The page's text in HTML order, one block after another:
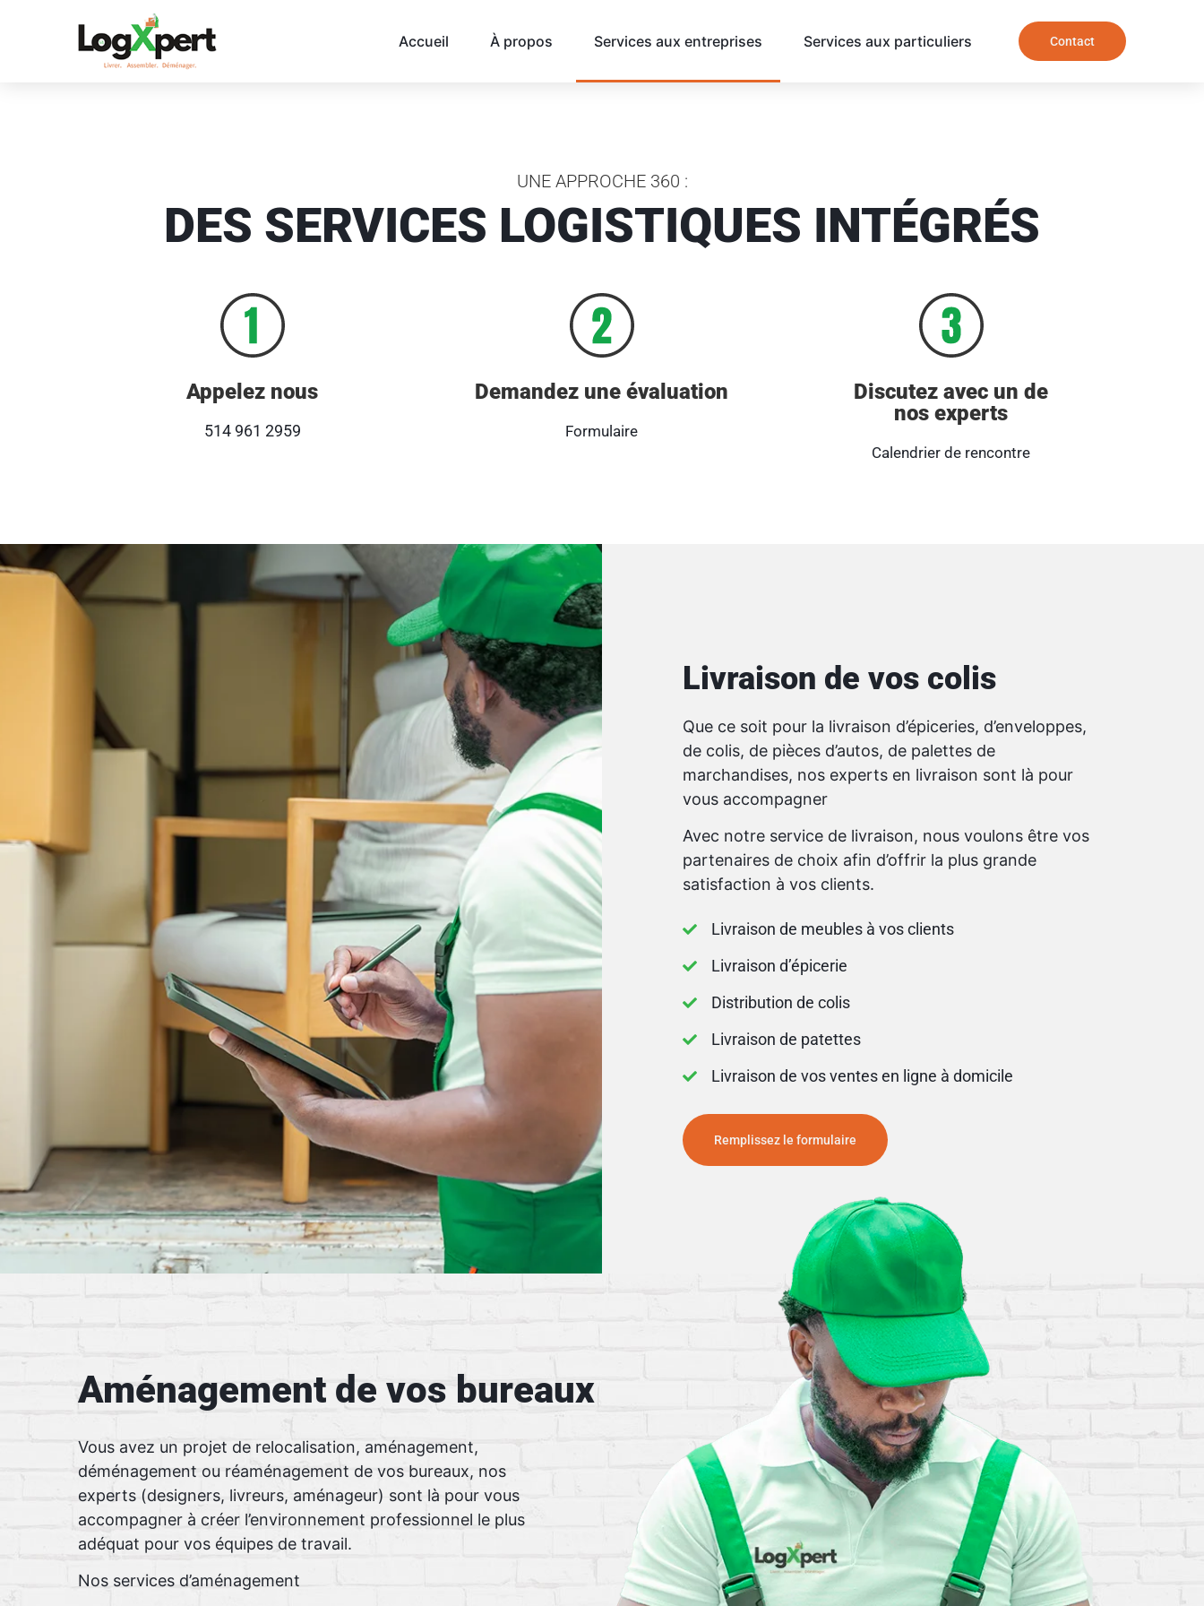
Accueil À propos Services aux entreprises Services aux particuliers Contact
UNE APPROCHE 360 :
DES SERVICES LOGISTIQUES INTÉGRÉS
Appelez nous
514 961 2959
Demandez une évaluation
Formulaire
Discutez avec un de
nos experts
Calendrier de rencontre
Livraison de vos colis
Que ce soit pour la livraison d’épiceries, d’enveloppes,
de colis, de pièces d’autos, de palettes de
marchandises, nos experts en livraison sont là pour
vous accompagner
Avec notre service de livraison, nous voulons être vos
partenaires de choix afin d’offrir la plus grande
satisfaction à vos clients.
Livraison de meubles à vos clients
Livraison d’épicerie
Distribution de colis
Livraison de patettes
Livraison de vos ventes en ligne à domicile
Remplissez le formulaire
Aménagement de vos bureaux
Vous avez un projet de relocalisation, aménagement,
déménagement ou réaménagement de vos bureaux, nos
experts (designers, livreurs, aménageur) sont là pour vous
accompagner à créer l’environnement professionnel le plus
adéquat pour vos équipes de travail.
Nos services d’aménagement